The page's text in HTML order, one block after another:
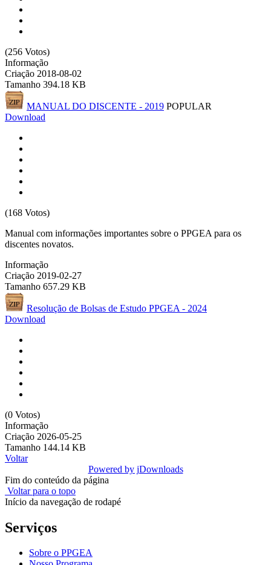
(256 Votos)
Informação
Criação 2018-08-02
Tamanho 394.18 KB
MANUAL DO DISCENTE - 2019 POPULAR
Download
(168 Votos)
Manual com informações importantes sobre o PPGEA para os
discentes novatos.
Informação
Criação 2019-02-27
Tamanho 657.29 KB
Resolução de Bolsas de Estudo PPGEA - 2024
Download
(0 Votos)
Informação
Criação 2026-05-25
Tamanho 144.14 KB
Voltar
Powered by jDownloads
Fim do conteúdo da página
Voltar para o topo
Início da navegação de rodapé
Serviços
Sobre o PPGEA